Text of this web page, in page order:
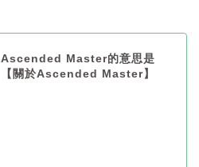
Ascended Master的意思是
【關於Ascended Master】